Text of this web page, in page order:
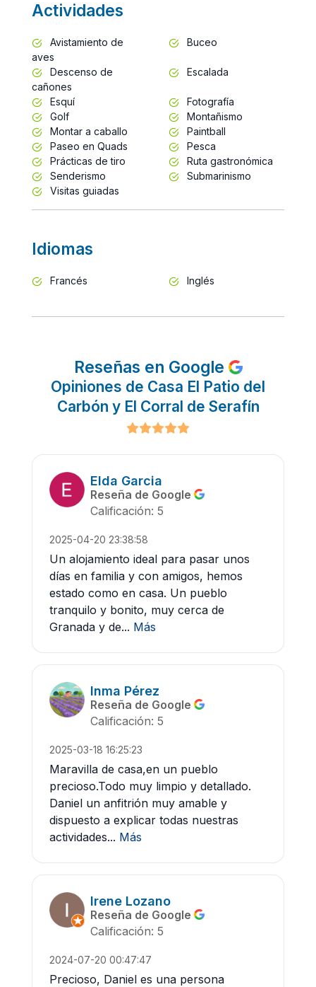
Actividades
Avistamiento de
aves
Buceo
Descenso de
cañones
Escalada
Esquí
Fotografía
Golf
Montañismo
Montar a caballo
Paintball
Paseo en Quads
Pesca
Prácticas de tiro
Ruta gastronómica
Senderismo
Submarinismo
Visitas guiadas
Idiomas
Francés Inglés
Reseñas en Google
Opiniones de Casa El Patio del
Carbón y El Corral de Serafín
Elda Garcia
Reseña de Google
Calificación: 5
2025-04-20 23:38:58
Un alojamiento ideal para pasar unos
días en familia y con amigos, hemos
estado como en casa. Un pueblo
tranquilo y bonito, muy cerca de
Granada y de... Más
Inma Pérez
Reseña de Google
Calificación: 5
2025-03-18 16:25:23
Maravilla de casa,en un pueblo
precioso.Todo muy limpio y detallado.
Daniel un anfitrión muy amable y
dispuesto a explicar todas nuestras
actividades... Más
Irene Lozano
Reseña de Google
Calificación: 5
2024-07-20 00:47:47
Precioso, Daniel es una persona